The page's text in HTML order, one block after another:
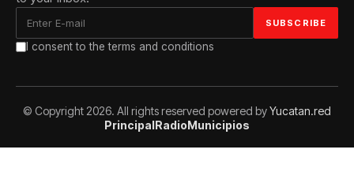
I consent to the terms and conditions
© Copyright 2026. All rights reserved powered byYucatan.red
PrincipalRadioMunicipios